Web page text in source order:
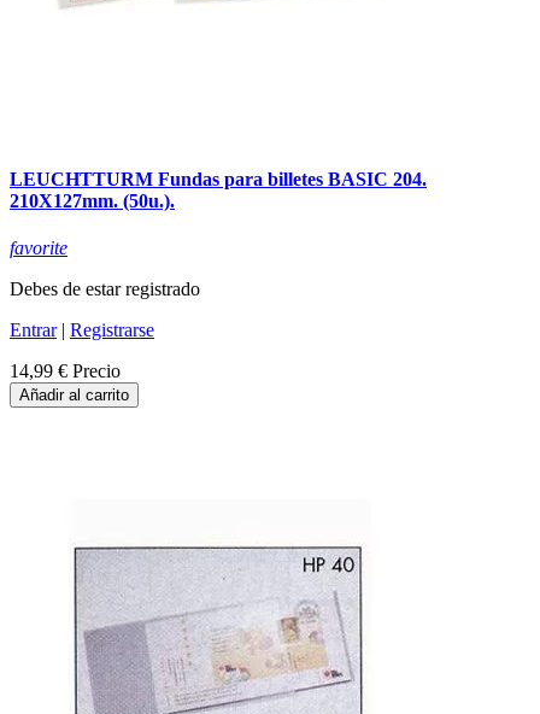
LEUCHTTURM Fundas para billetes BASIC 204.
210X127mm. (50u.).
favorite
Debes de estar registrado
Entrar| Registrarse
14,99 € Precio
Añadir al carrito